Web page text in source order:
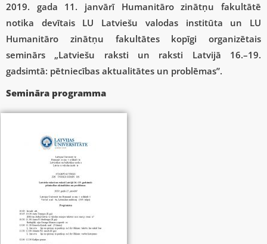
2019. gada 11. janvārī Humanitāro zinātņu fakultātē
notika devītais LU Latviešu valodas institūta un LU
Humanitāro zinātņu fakultātes kopīgi organizētais
seminārs „Latviešu raksti un raksti Latvijā 16.–19.
gadsimtā: pētniecības aktualitātes un problēmas”.
Semināra programma